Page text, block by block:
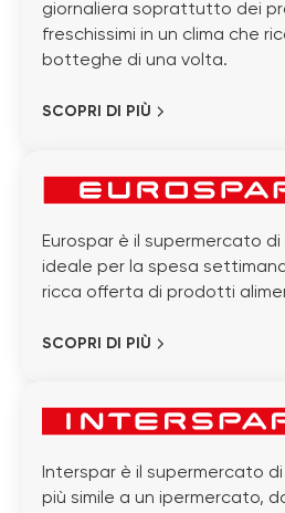
giornaliera soprattutto dei
freschissimi in un clima che
botteghe di una volta.
SCOPRI DI PIÙ
Eurospar è il supermercato
ideale per la spesa
ricca offerta di prodotti
SCOPRI DI PIÙ
Interspar è il supermercato
più simile a un ipermercato,